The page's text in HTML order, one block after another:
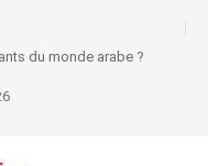
du monde arabe ?